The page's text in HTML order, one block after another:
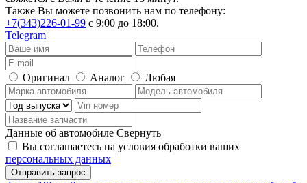
Также Вы можете позвонить нам по телефону:
+7(343)226-01-99 с 9:00 до 18:00.
Telegram
Оригинал Аналог Любая
Данные об автомобиле Свернуть
Вы соглашаетесь на условия обработки ваших
персональных данных